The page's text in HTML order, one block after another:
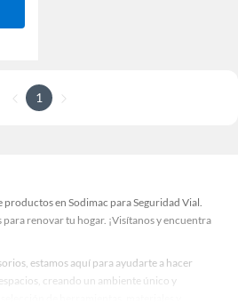
1
en Sodimac para Seguridad Vial.
renovar tu hogar. ¡Visítanos y encuentra
estamos aquí para ayudarte a hacer
creando un ambiente único y